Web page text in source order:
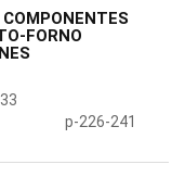
FORNO
p-226-241